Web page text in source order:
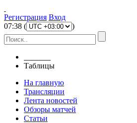
Регистрация Вход
07:38 ( )
Таблицы
На главную
Трансляции
Лента новостей
Обзоры матчей
Статьи